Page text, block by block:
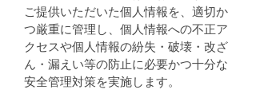
ご提供いただいた個人情報を、適切か
つ厳重に管理し、個人情報への不正ア
クセスや個人情報の紛失・破壊・改ざ
ん・漏えい等の防止に必要かつ十分な
安全管理対策を実施します。